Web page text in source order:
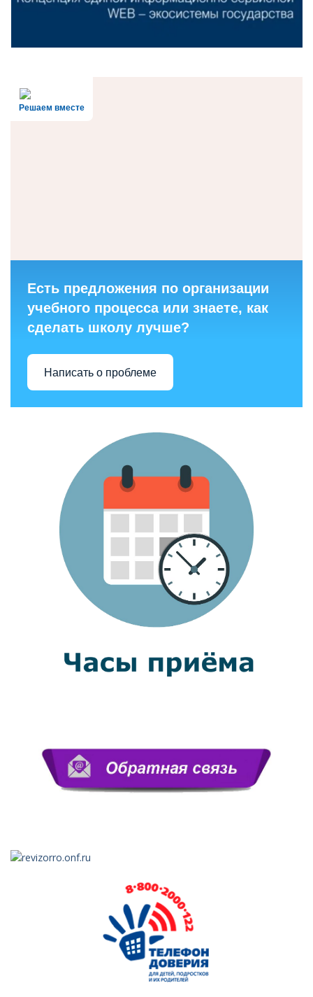
Решаем вместе
Есть предложения по организации
учебного процесса или знаете, как
сделать школу лучше?
Написать о проблеме